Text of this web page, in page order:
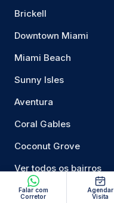
Falar com
Corretor
Agendar
Visita
Brickell
Downtown Miami
Miami Beach
Sunny Isles
Aventura
Coral Gables
Coconut Grove
Ver todos os bairros